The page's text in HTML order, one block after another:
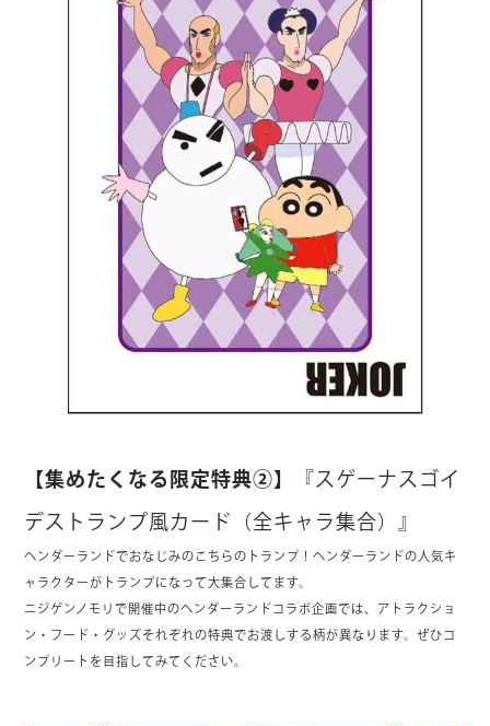
【集めたくなる限定特典②】 『スゲーナスゴイ
デストランプ風カード（全キャラ集合）』
ヘンダーランドでおなじみのこちらのトランプ！ヘンダーランドの人気キ
ャラクターがトランプになって大集合してます。
ニジゲンノモリで開催中のヘンダーランドコラボ企画では、アトラクショ
ン・フード・グッズそれぞれの特典でお渡しする柄が異なります。ぜひコ
ンプリートを目指してみてください。